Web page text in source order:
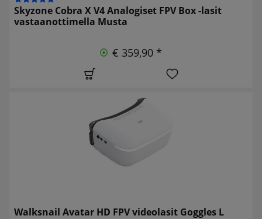
Skyzone Cobra X V4 Analogiset FPV Box -lasit
vastaanottimella Musta
€ 359,90 *
Walksnail Avatar HD FPV videolasit Goggles L